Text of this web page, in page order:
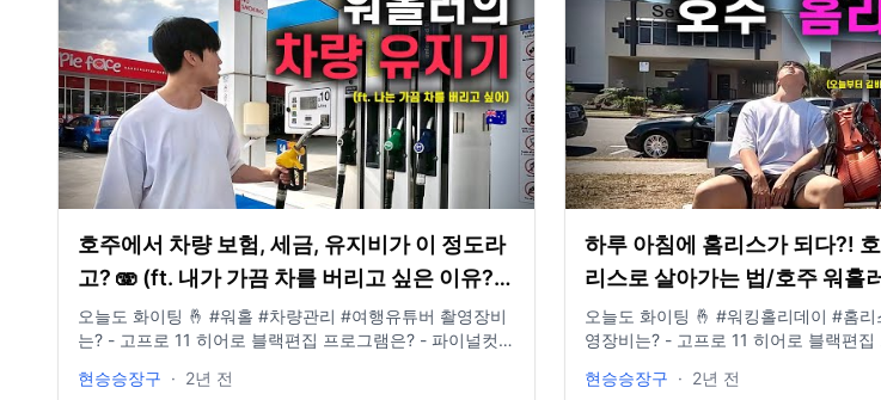
호주에서 차량 보험, 세금, 유지비가 이 정도라
고? 🫨 (ft. 내가 가끔 차를 버리고 싶은 이유?)/
호주 워홀러로 살아남기 17
오늘도 화이팅 🤞 #워홀 #차량관리 #여행유튜버 촬영장비
는? - 고프로 11 히어로 블랙편집 프로그램은? - 파이널컷
idclrlrlcks@naver.com
현승승장구 · 2년 전
하루 아침에 홈리스가 되다?!
리스로 살아가는 법/호주 워홀
16
오늘도 화이팅 🤞 #워킹홀리데이 #홈리
영장비는? - 고프로 11 히어로 블랙편집 프로그램은? - 파이
idclrlrlcks@naver.com
현승승장구 · 2년 전